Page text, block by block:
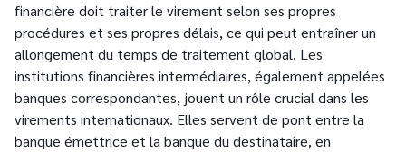
financière doit traiter le virement selon ses propres
procédures et ses propres délais, ce qui peut entraîner un
allongement du temps de traitement global. Les
institutions financières intermédiaires, également appelées
banques correspondantes, jouent un rôle crucial dans les
virements internationaux. Elles servent de pont entre la
banque émettrice et la banque du destinataire, en